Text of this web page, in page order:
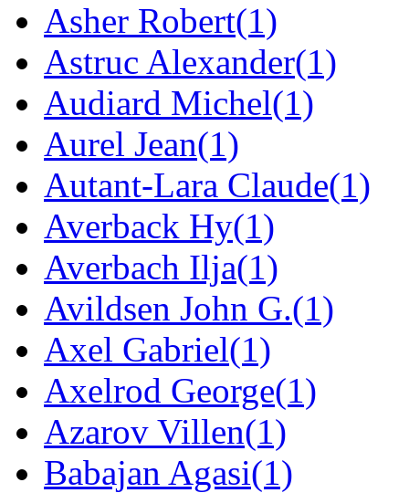
Asher Robert(1)
Astruc Alexander(1)
Audiard Michel(1)
Aurel Jean(1)
Autant-Lara Claude(1)
Averback Hy(1)
Averbach Ilja(1)
Avildsen John G.(1)
Axel Gabriel(1)
Axelrod George(1)
Azarov Villen(1)
Babajan Agasi(1)